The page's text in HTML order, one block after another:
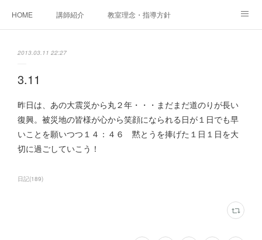
HOME 講師紹介 教室理念・指導方針
ご相談・体験レッスンお申し込み
アクセス 演奏スケジュール
2013.03.11 22:27
3.11
昨日は、あの大震災から丸２年・・・まだまだ道のりが長い
復興。被災地の皆様が心から笑顔になられる日が１日でも早
いことを願いつつ１４：４６ 黙とうを捧げた１日１日を大
切に過ごしていこう！
日記(189)